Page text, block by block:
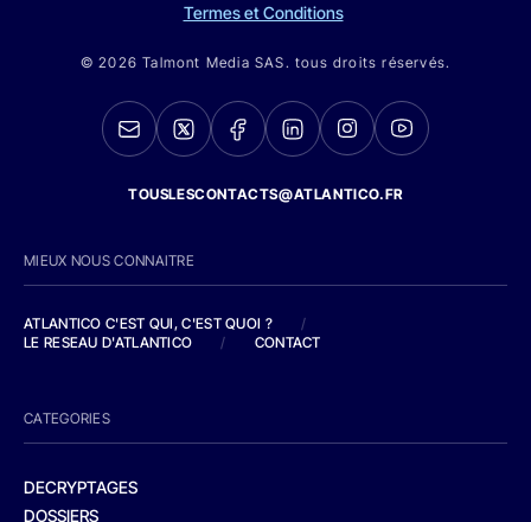
Termes et Conditions
© 2026 Talmont Media SAS. tous droits réservés.
TOUSLESCONTACTS@ATLANTICO.FR
MIEUX NOUS CONNAITRE
ATLANTICO C'EST QUI, C'EST QUOI ?
/
LE RESEAU D'ATLANTICO
/ CONTACT
CATEGORIES
DECRYPTAGES
DOSSIERS